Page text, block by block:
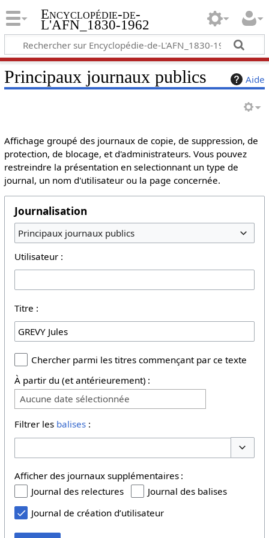
Encyclopédie-de-
L'AFN_1830-1962
Aide
Principaux journaux publics
Affichage groupé des journaux de copie, de suppression, de
protection, de blocage, et d'administrateurs. Vous pouvez
restreindre la présentation en selectionnant un type de
journal, un nom d'utilisateur ou la page concernée.
Journalisation
Principaux journaux publics
Utilisateur :
Titre :
Chercher parmi les titres commençant par ce texte
À partir du (et antérieurement) :
Aucune date sélectionnée
Filtrer les balises:
Afficher des journaux supplémentaires :
Journal des relectures
Journal des balises
Journal de création d’utilisateur